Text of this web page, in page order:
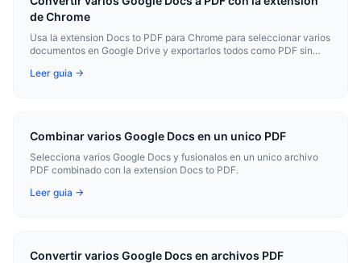
de Chrome
Usa la extension Docs to PDF para Chrome para seleccionar varios
documentos en Google Drive y exportarlos todos como PDF sin
Leer guia →
Combinar varios Google Docs en un unico PDF
Selecciona varios Google Docs y fusionalos en un unico archivo
PDF combinado con la extension Docs to PDF.
Leer guia →
Convertir varios Google Docs en archivos PDF